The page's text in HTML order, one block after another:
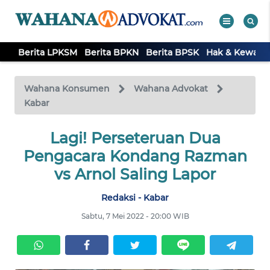
Berita LPKSM Berita BPKN Berita BPSK Hak &
Wahana Konsumen
Wahana Advokat
Kabar
Lagi! Perseteruan Dua
Pengacara Kondang Razman
vs Arnol Saling Lapor
Redaksi - Kabar
Sabtu, 7 Mei 2022 - 20:00 WIB
TV
Tutup